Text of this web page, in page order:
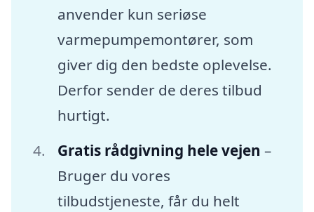
anvender kun seriøse
varmepumpemontører, som
giver dig den bedste oplevelse.
Derfor sender de deres tilbud
hurtigt.
Gratis rådgivning hele vejen –
Bruger du vores
tilbudstjeneste, får du helt